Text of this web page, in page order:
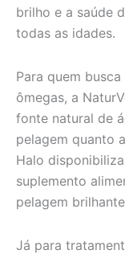
brilho e a saúde
todas as idades.
Para quem
ômegas, a
fonte natural de
pelagem quanto
Halo
suplemento
pelagem
Já para